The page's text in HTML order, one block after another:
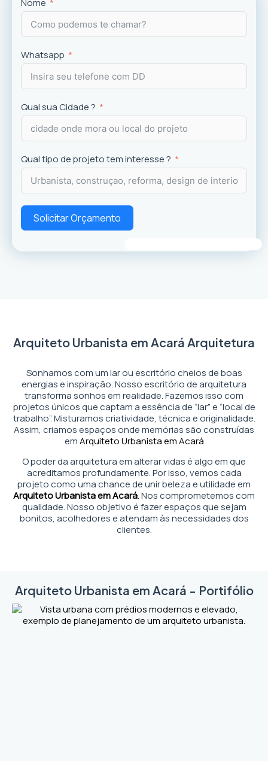
experiência dos usuários.
Nome
Whatsapp
Qual sua Cidade ?
Qual tipo de projeto tem interesse ?
Solicitar Orçamento
Arquiteto Urbanista em Acará Arquitetura
Sonhamos com um lar ou escritório cheios de boas
energias e inspiração. Nosso escritório de arquitetura
transforma sonhos em realidade. Fazemos isso com
projetos únicos que captam a essência de “lar” e “local de
trabalho”. Misturamos criatividade, técnica e originalidade.
Assim, criamos espaços onde memórias são construídas
emArquiteto Urbanista em Acará
O poder da arquitetura em alterar vidas é algo em que
acreditamos profundamente. Por isso, vemos cada
projeto como uma chance de unir beleza e utilidade em
Arquiteto Urbanista em Acará. Nos comprometemos com
qualidade. Nosso objetivo é fazer espaços que sejam
bonitos, acolhedores e atendam às necessidades dos
clientes.
Arquiteto Urbanista em Acará - Portifólio